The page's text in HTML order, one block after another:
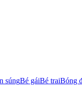
súngBé gáiBé traiBóng